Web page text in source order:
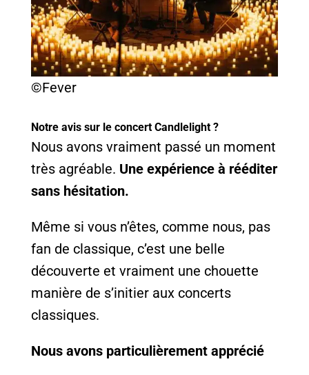
©Fever
Notre avis sur le concert Candlelight ?
Nous avons vraiment passé un moment
très agréable. Une expérience à rééditer
sans hésitation.
Même si vous n’êtes, comme nous, pas
fan de classique, c’est une belle
découverte et vraiment une chouette
manière de s’initier aux concerts
classiques.
Nous avons particulièrement apprécié